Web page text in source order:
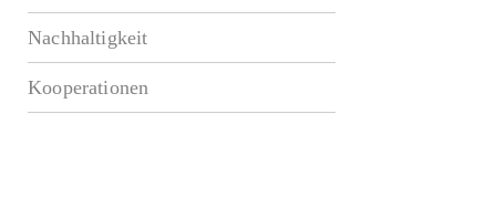
Nachhaltigkeit
Kooperationen